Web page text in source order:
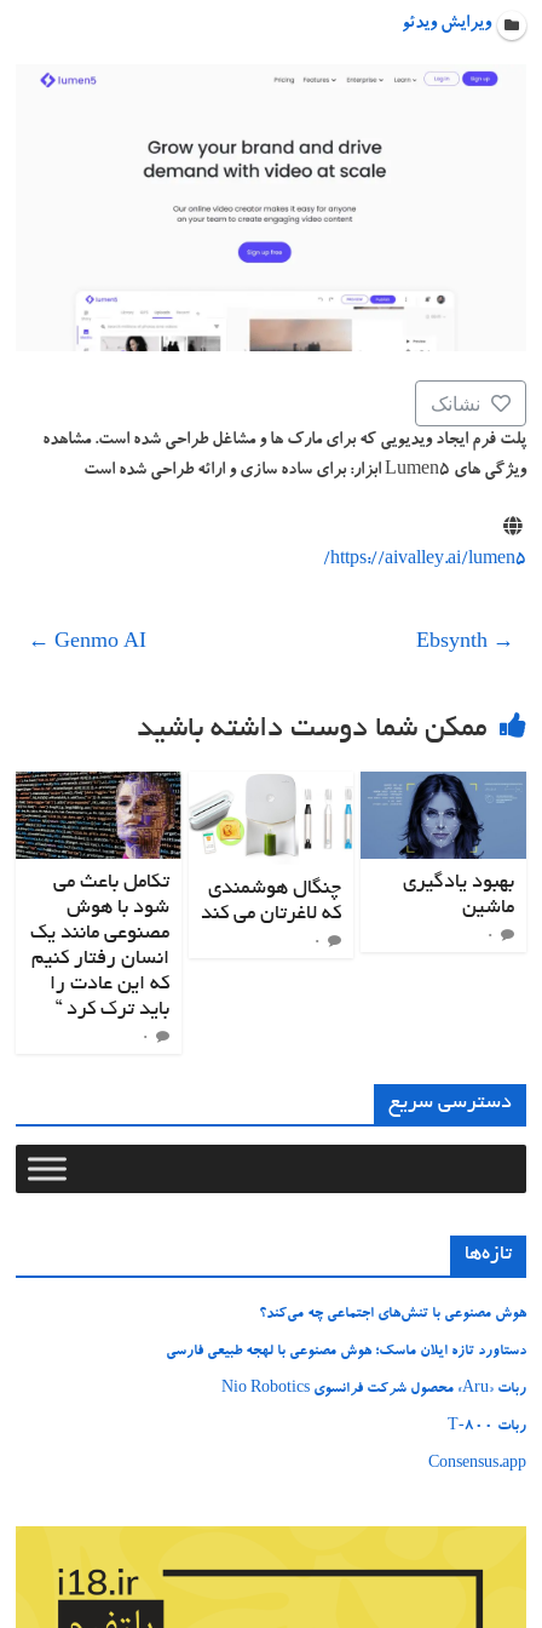
ویرایش ویدئو
نشانک
پلت فرم ایجاد ویدیویی که برای مارک ها و مشاغل طراحی شده است. مشاهده
ویژگی های Lumen5 ابزار: برای ساده سازی و ارائه طراحی شده است
https://aivalley.ai/lumen5/
→
Ebsynth
Genmo AI
←
ممکن شما دوست داشته باشید
بهبود یادگیری
ماشین
۰
چنگال هوشمندی
که لاغرتان می کند
۰
تکامل باعث می
شود با هوش
مصنوعی مانند یک
انسان رفتار کنیم
که این عادت را
باید ترک کرد “
۰
دسترسی سریع
تازه‌ها
هوش مصنوعی با تنش‌های اجتماعی چه می‌کند؟
دستاورد تازه ایلان ماسک؛ هوش مصنوعی با لهجه طبیعی فارسی
ربات «Aru» محصول شرکت فرانسوی Nio Robotics
ربات T‑800
Consensus.app